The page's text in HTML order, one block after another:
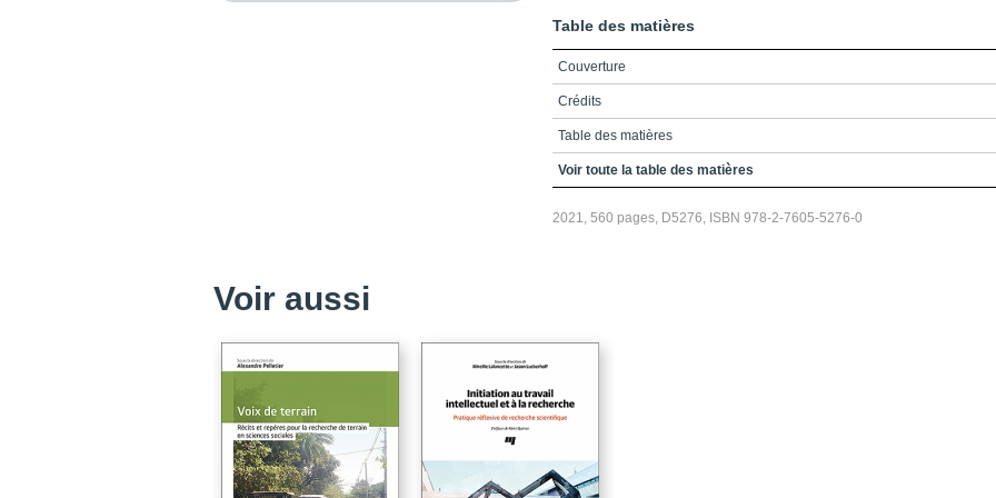
Table des matières
Couverture
Crédits
Table des matières
Liste des figures
Conclusion
Voir toute la table des matières
2021, 560 pages, D5276, ISBN 978-2-7605-5276-0
Voir aussi